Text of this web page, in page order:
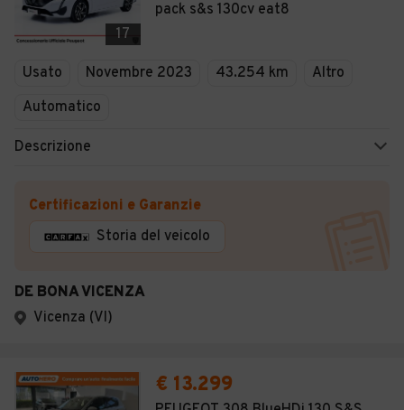
17
pack s&s 130cv eat8
Usato Novembre 2023 43.254 km
Altro
Automatico
Descrizione
Certificazioni e Garanzie
Storia del veicolo
DE BONA VICENZA
Vicenza (VI)
€ 13.299